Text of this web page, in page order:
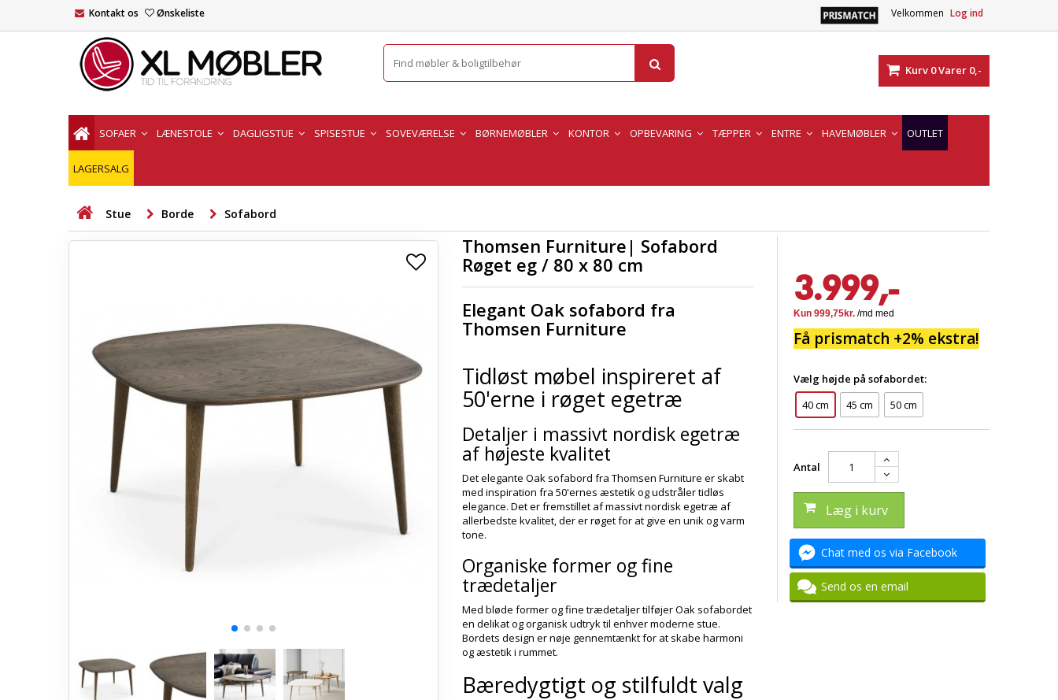
Velkommen Log ind
Kontakt os Ønskeliste
Kurv 0Varer 0,-
SOFAER LÆNESTOLE DAGLIGSTUE SPISESTUE SOVEVÆRELSE BØRNEMØBLER KONTOR OPBEVARING TÆPPER ENTRE HAVEMØBLER OUTLET
LAGERSALG
Stue Borde Sofabord
Thomsen Furniture| Sofabord
Røget eg / 80 x 80 cm
Elegant Oak sofabord fra
Thomsen Furniture
Tidløst møbel inspireret af
50'erne i røget egetræ
Detaljer i massivt nordisk egetræ
af højeste kvalitet
Det elegante Oak sofabord fra Thomsen Furniture er skabt
med inspiration fra 50'ernes æstetik og udstråler tidløs
elegance. Det er fremstillet af massivt nordisk egetræ af
allerbedste kvalitet, der er røget for at give en unik og varm
tone.
Organiske former og fine
trædetaljer
Med bløde former og fine trædetaljer tilføjer Oak sofabordet
en delikat og organisk udtryk til enhver moderne stue.
Bordets design er nøje gennemtænkt for at skabe harmoni
og æstetik i rummet.
Bæredygtigt og stilfuldt valg
3.999,-
Få prismatch +2% ekstra!
Vælg højde på sofabordet:
40 cm
45 cm 50 cm
Antal
Læg i kurv
Chat med os via Facebook
Send os en email